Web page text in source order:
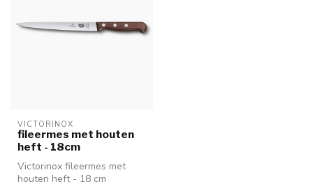
VICTORINOX
fileermes met houten
heft - 18cm
Victorinox fileermes met
houten heft - 18 cm